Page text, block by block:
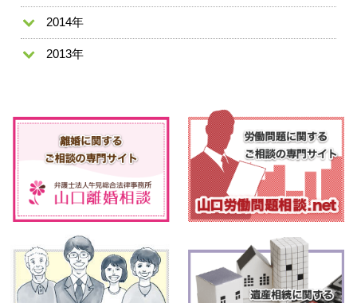
2014年
2013年